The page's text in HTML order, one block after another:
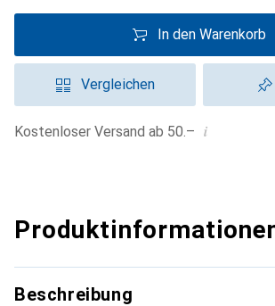
In den Warenkorb
Vergleichen
Kostenloser Versand ab 50.– i
Beschreibung